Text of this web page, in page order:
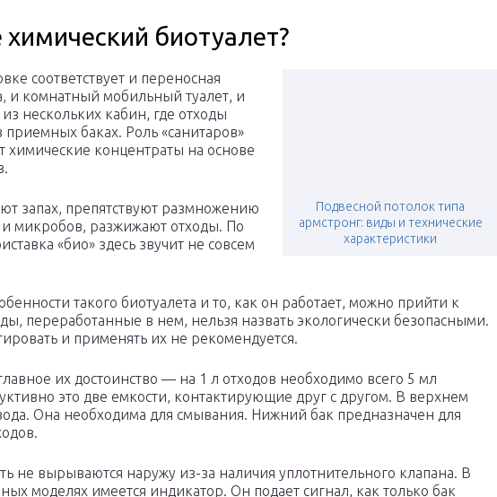
химический биотуалет?
Подвесной потолок типа
армстронг: виды и технические
характеристики
соответствует и переносная
и комнатный мобильный туалет, и
нескольких кабин, где отходы
приемных баках. Роль «санитаров»
химические концентраты на основе
запах, препятствуют размножению
микробов, разжижают отходы. По
«био» здесь звучит не совсем
такого биотуалета и то, как он работает, можно прийти к
переработанные в нем, нельзя назвать экологически безопасными.
и применять их не рекомендуется.
их достоинство — на 1 л отходов необходимо всего 5 мл
это две емкости, контактирующие друг с другом. В верхнем
Она необходима для смывания. Нижний бак предназначен для
не вырываются наружу из-за наличия уплотнительного клапана. В
моделях имеется индикатор. Он подает сигнал, как только бак